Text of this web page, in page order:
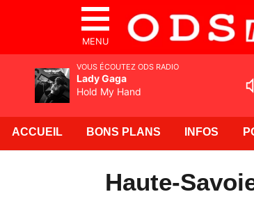
MENU
ACCUEIL BONS PLANS INFOS
Haute-
VOUS ÉCOUTEZ ODS RADIO
Lady Gaga
Hold My Hand